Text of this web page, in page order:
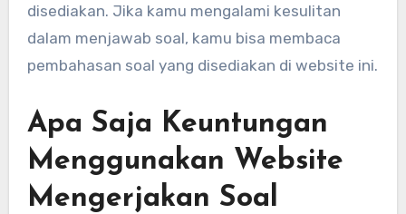
disediakan. Jika kamu mengalami kesulitan
dalam menjawab soal, kamu bisa membaca
pembahasan soal yang disediakan di website ini.
Apa Saja Keuntungan
Menggunakan Website
Mengerjakan Soal